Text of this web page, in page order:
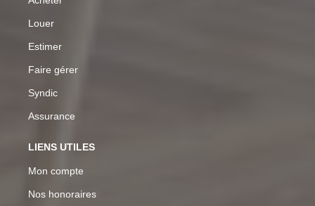
Louer
Estimer
Faire gérer
Syndic
Assurance
LIENS UTILES
Mon compte
Nos honoraires